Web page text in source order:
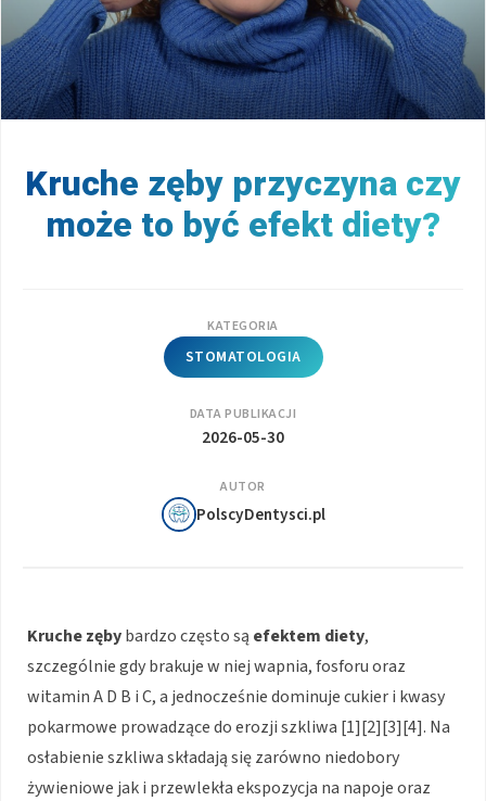
Kruche zęby przyczyna czy
może to być efekt diety?
KATEGORIA
STOMATOLOGIA
DATA PUBLIKACJI
2026-05-30
AUTOR
PolscyDentysci.pl
Kruche zębybardzo często są efektem diety,
szczególnie gdy brakuje w niej wapnia, fosforu oraz
witamin A D B i C, a jednocześnie dominuje cukier i kwasy
pokarmowe prowadzące do erozji szkliwa [1][2][3][4]. Na
osłabienie szkliwa składają się zarówno niedobory
żywieniowe jak i przewlekła ekspozycja na napoje oraz